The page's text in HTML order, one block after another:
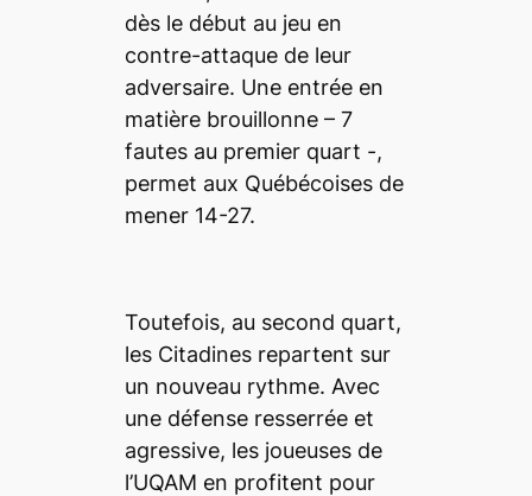
dès le début au jeu en
contre-attaque de leur
adversaire. Une entrée en
matière brouillonne – 7
fautes au premier quart -,
permet aux Québécoises de
mener 14-27.
Toutefois, au second quart,
les Citadines repartent sur
un nouveau rythme. Avec
une défense resserrée et
agressive, les joueuses de
l’UQAM en profitent pour